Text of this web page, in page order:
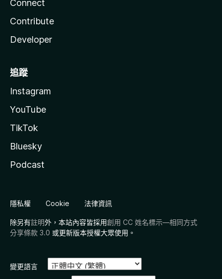
Connect
Contribute
Developer
追蹤
Instagram
YouTube
TikTok
Bluesky
Podcast
隱私權 Cookie 法律資訊
除另有註明外，本站內容皆採用創用 CC 姓名標示—相同方式
分享條款 3.0 或更新版本授權大眾使用。
變更語言